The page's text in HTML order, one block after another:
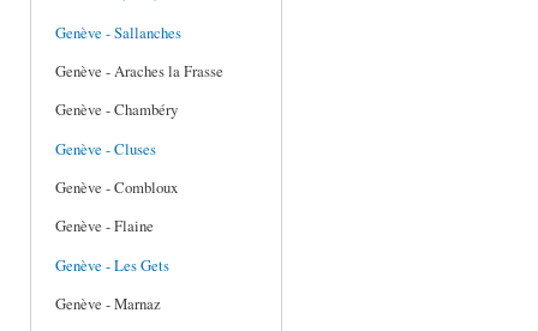
Genève - Sallanches
Genève - Araches la Frasse
Genève - Chambéry
Genève - Cluses
Genève - Combloux
Genève - Flaine
Genève - Les Gets
Genève - Marnaz